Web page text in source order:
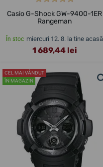
Casio G-Shock GW-9400-1ER
Rangeman
În stoc miercuri 12. 8. la tine acasă
1 689,44 lei
CEL MAI VÂNDUT
ÎN MAGAZIN